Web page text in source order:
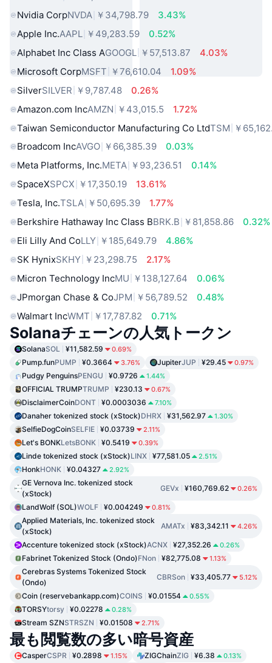
Nvidia CorpNVDA ￥34,798.79
3.43%
Apple Inc.AAPL ￥49,283.59
0.52%
Alphabet Inc Class AGOOGL ￥57,513.87
4.03%
Microsoft CorpMSFT ￥76,610.04
1.09%
SilverSILVER ￥9,787.48
0.26%
Amazon.com IncAMZN ￥43,015.5
1.72%
Taiwan Semiconductor Manufacturing Co LtdTSM ￥
Broadcom IncAVGO ￥66,385.39
0.03%
Meta Platforms, Inc.META ￥93,236.51
0.14%
SpaceXSPCX ￥17,350.19
13.61%
Tesla, Inc.TSLA ￥50,695.39
1.77%
Berkshire Hathaway Inc Class BBRK.B ￥81,858.86
0.32%
Eli Lilly And CoLLY ￥185,649.79
4.86%
SK HynixSKHY ￥23,298.75
2.17%
Micron Technology IncMU ￥138,127.64
0.06%
JPmorgan Chase & CoJPM ￥56,789.52
0.48%
Walmart IncWMT ￥17,787.82 0.71%
Solanaチェーンの人気トークン
SolanaSOL ¥11,582.59 0.69%
Pump.funPUMP ¥0.3664 3.76% JupiterJUP ¥29.45 0.97%
Pudgy PenguinsPENGU ¥0.9726 1.44%
OFFICIAL TRUMPTRUMP ¥230.13 0.67%
DisclaimerCoinDONT ¥0.0003036 7.10%
Danaher tokenized stock (xStock)DHRX ¥31,562.97 1.30%
SelfieDogCoinSELFIE ¥0.03739 2.11%
Let's BONKLetsBONK ¥0.5419 0.39%
Linde tokenized stock (xStock)LINX ¥77,581.05 2.51%
HonkHONK ¥0.04327 2.92%
GE Vernova Inc. tokenized stock
(xStock)
GEVx ¥160,769.62 0.26%
LandWolf (SOL)WOLF ¥0.004249 0.81%
Applied Materials, Inc. tokenized stock
(xStock)
AMATx ¥83,342.11 4.26%
Accenture tokenized stock (xStock)ACNX ¥27,352.26 0.26%
Fabrinet Tokenized Stock (Ondo)FNon ¥82,775.08 1.13%
Cerebras Systems Tokenized Stock
(Ondo)
CBRSon ¥33,405.77 5.12%
Coin (reservebankapp.com)COINS ¥0.01554 0.55%
TORSYtorsy ¥0.02278 0.28%
Stream SZNSTRSZN ¥0.01508 2.71%
最も閲覧数の多い暗号資産
CasperCSPR ¥0.2898 1.15% ZIGChainZIG ¥6.38 0.13%